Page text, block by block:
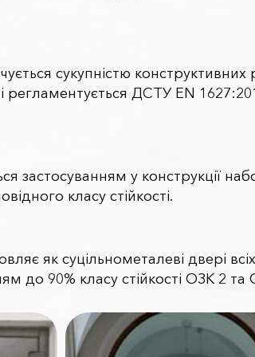
сукупністю
регламентується ДСТУ EN
застосуванням у конструкції
класу стійкості.
як суцільнометалеві двері
до 90% класу стійкості ОЗК 2 та